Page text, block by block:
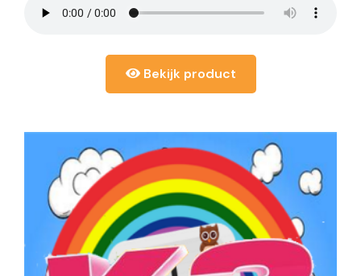
Bekijk product